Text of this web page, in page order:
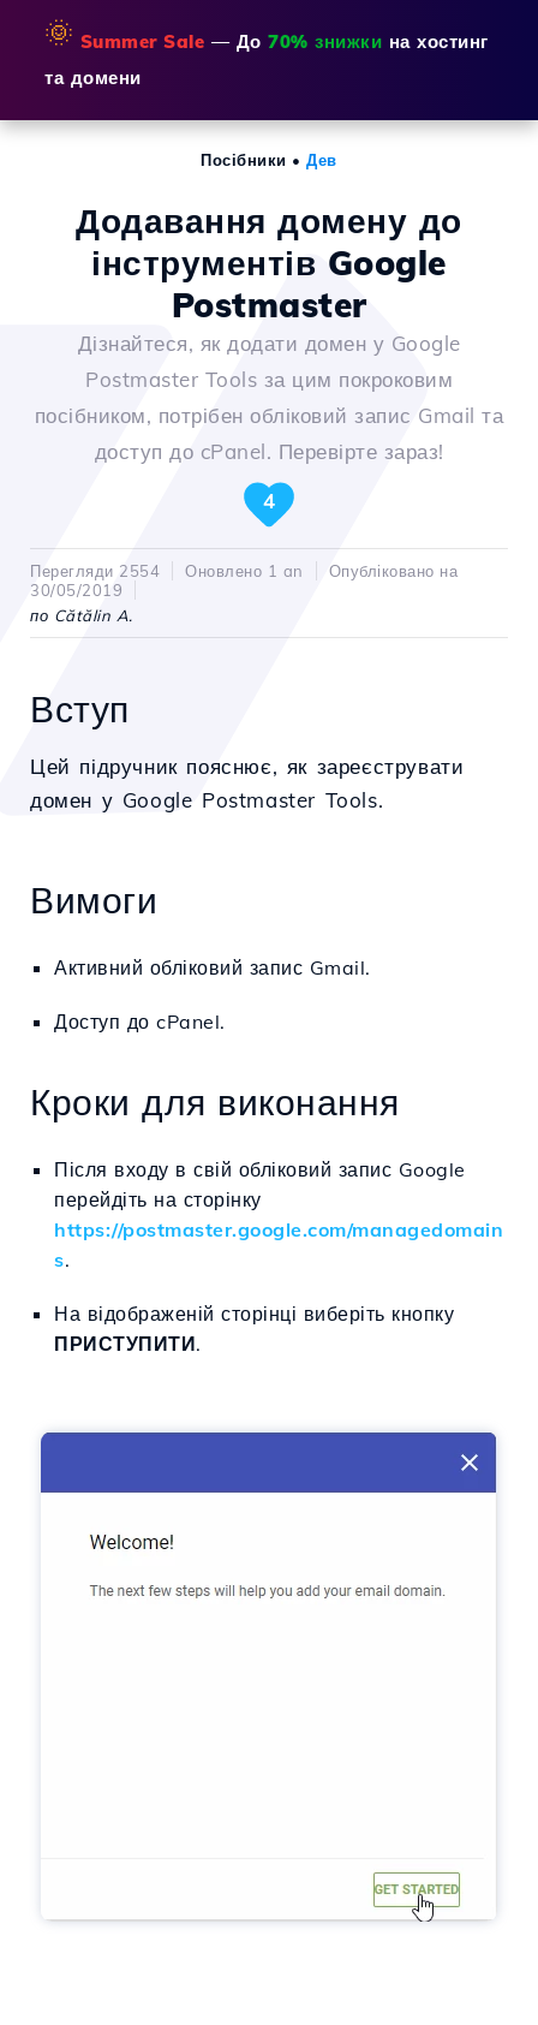
🌞 Summer Sale — До 70% знижки на хостинг
та домени
Посібники •Дев
Додавання домену до
інструментів Google
Postmaster
Дізнайтеся, як додати домен у Google
Postmaster Tools за цим покроковим
посібником, потрібен обліковий запис Gmail та
доступ до cPanel. Перевірте зараз!
4
Перегляди 2554 Оновлено 1 an
Опубліковано на
30/05/2019
по Cătălin A.
Вступ
Цей підручник пояснює, як зареєструвати
домен у Google Postmaster Tools.
Вимоги
Активний обліковий запис Gmail.
Доступ до cPanel.
Кроки для виконання
Після входу в свій обліковий запис Google
перейдіть на сторінку
https://postmaster.google.com/managedomain
s.
На відображеній сторінці виберіть кнопку
ПРИСТУПИТИ.